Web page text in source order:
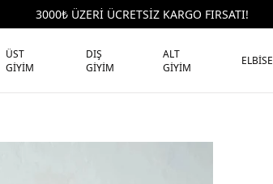
3000₺ ÜZERİ ÜCRETSİZ KARGO FIRSATI!
ÜST
GİYİM
DIŞ
GİYİM
ALT
GİYİM
ELBİSE